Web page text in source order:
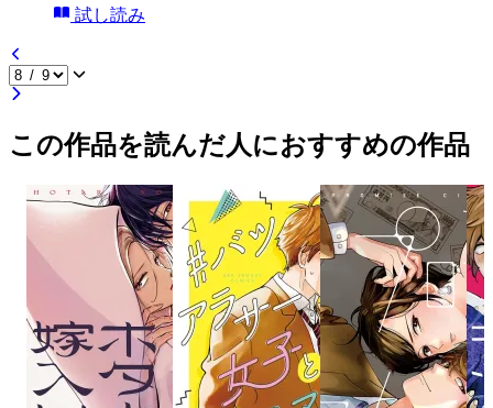
試し読み
この作品を読んだ人におすすめの作品